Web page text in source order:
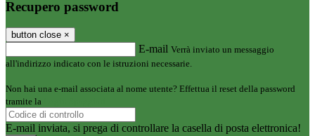
Recupero password
button close ×
E-mail Verrà inviato un messaggio
all'indirizzo indicato con le istruzioni necessarie.
Non hai una e-mail associata al nome utente? Effettua il reset della password
tramite la
E-mail inviata, si prega di controllare la casella di posta elettronica!